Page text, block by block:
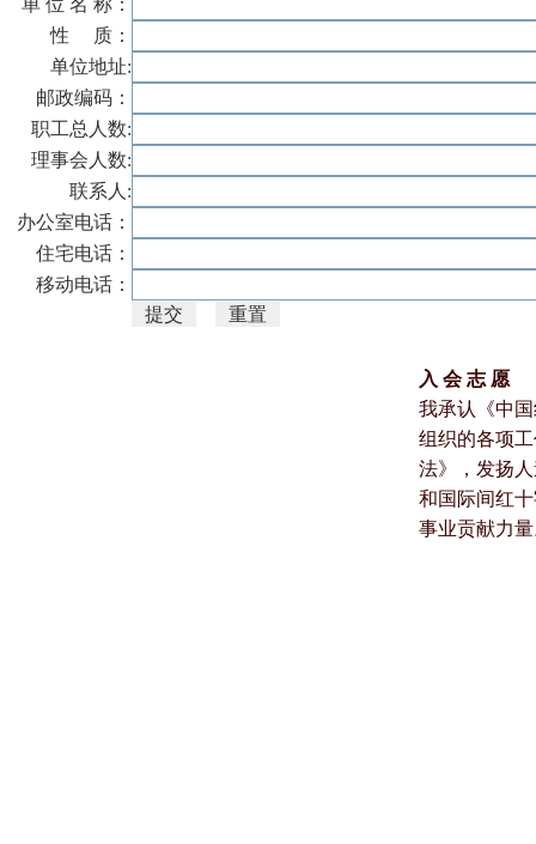
性 质：
单位地址:
邮政编码：
职工总人数:
理事会人数:
联系人:
办公室电话：
住宅电话：
移动电话：
入 会 志 愿
我承认《中
组织的各项
法》，发扬
和国际间红
事业贡献力